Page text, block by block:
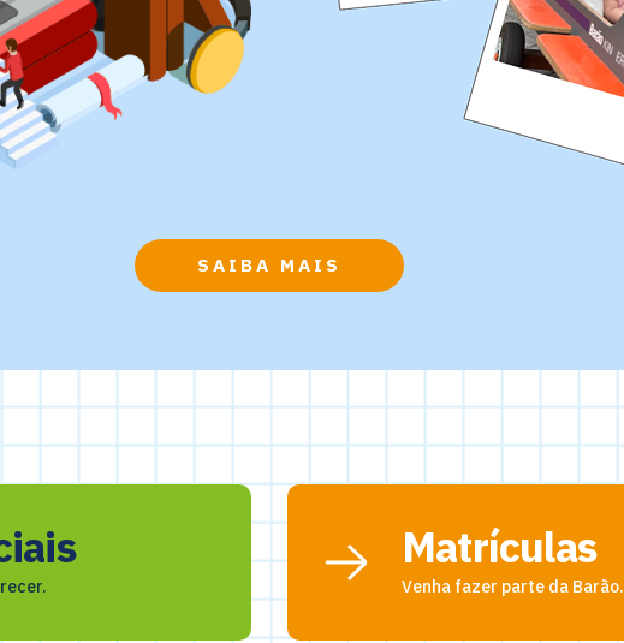
SAIBA MAIS
Matrículas
Venha fazer parte da Barão.